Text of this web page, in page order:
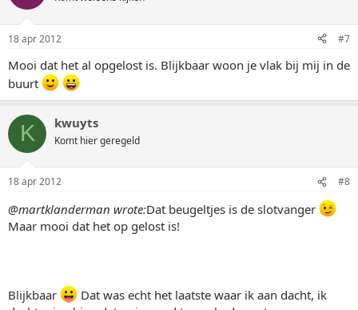
18 apr 2012 #7
Mooi dat het al opgelost is. Blijkbaar woon je vlak bij mij in de
buurt
K kwuyts
Komt hier geregeld
18 apr 2012 #8
@martklanderman wrote:Dat beugeltjes is de slotvanger
Maar mooi dat het op gelost is!
Blijkbaar
Dat was echt het laatste waar ik aan dacht, ik